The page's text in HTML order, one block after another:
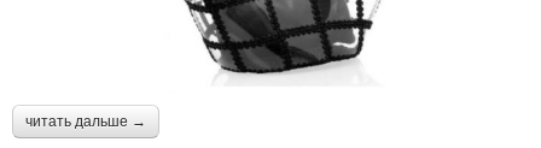
читать дальше →